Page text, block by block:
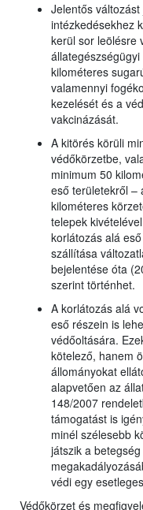
Jelentős
intézkedésekhez
kerül sor leölésre
kilométeres
valamennyi
kezelését és a
vakcinázását.
A kitörés körüli
védőkörzetbe,
minimum 50
eső területekről –
kilométeres
telepek
korlátozás alá
szállítása
bejelentése óta
szerint történhet.
A korlátozás alá
eső részein is
védőoltására.
kötelező, hanem
állományokat
alapvetően az
148/2007
támogatást is
minél szélesebb
játszik a
védi egy
Védőkörzet és